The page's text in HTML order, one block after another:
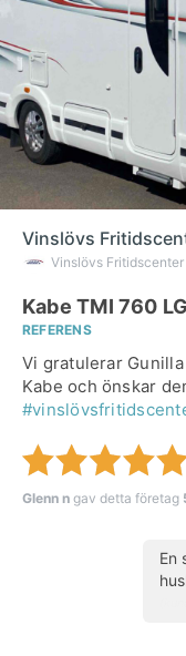
Vinslövs
Vinslövs Fritidscenter
Kabe TMI 760
REFERENS
Vi gratulerar
Kabe och önskar
Glenn n gav detta företag
En